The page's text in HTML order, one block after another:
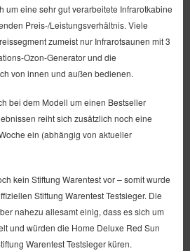
um eine sehr gut verarbeitete Infrarotkabine
Preis-/Leistungsverhältnis. Viele
zumeist nur Infrarotsaunen mit 3
Ozon-Generator und die
von innen und außen bedienen.
bei dem Modell um einen Bestseller
reiht sich zusätzlich noch eine
ein (abhängig von aktueller
kein Stiftung Warentest vor – somit wurde
Stiftung Warentest Testsieger. Die
nahezu allesamt einig, dass es sich um
und würden die Home Deluxe Red Sun
Warentest Testsieger küren.